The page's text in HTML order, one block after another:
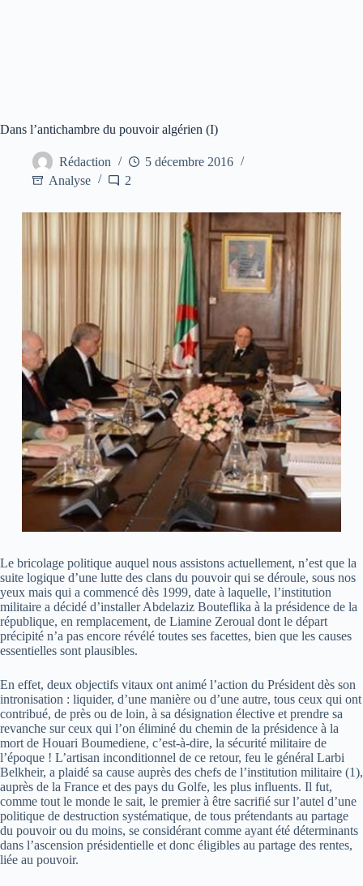
Dans l’antichambre du pouvoir algérien (I)
Rédaction
5 décembre 2016
Analyse
2
Le bricolage politique auquel nous assistons actuellement, n’est que la
suite logique d’une lutte des clans du pouvoir qui se déroule, sous nos
yeux mais qui a commencé dès 1999, date à laquelle, l’institution
militaire a décidé d’installer Abdelaziz Bouteflika à la présidence de la
république, en remplacement, de Liamine Zeroual dont le départ
précipité n’a pas encore révélé toutes ses facettes, bien que les causes
essentielles sont plausibles.
En effet, deux objectifs vitaux ont animé l’action du Président dès son
intronisation : liquider, d’une manière ou d’une autre, tous ceux qui ont
contribué, de près ou de loin, à sa désignation élective et prendre sa
revanche sur ceux qui l’on éliminé du chemin de la présidence à la
mort de Houari Boumediene, c’est-à-dire, la sécurité militaire de
l’époque ! L’artisan inconditionnel de ce retour, feu le général Larbi
Belkheir, a plaidé sa cause auprès des chefs de l’institution militaire (1),
auprès de la France et des pays du Golfe, les plus influents. Il fut,
comme tout le monde le sait, le premier à être sacrifié sur l’autel d’une
politique de destruction systématique, de tous prétendants au partage
du pouvoir ou du moins, se considérant comme ayant été déterminants
dans l’ascension présidentielle et donc éligibles au partage des rentes,
liée au pouvoir.